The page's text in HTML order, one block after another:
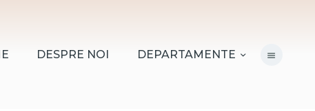
DESPRE NOI DEPARTAMENTE
NOI